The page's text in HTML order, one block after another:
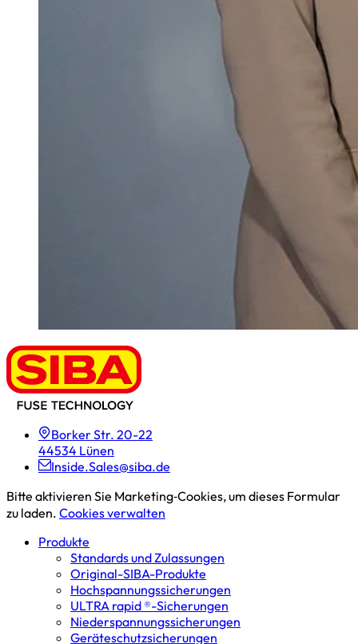
Borker Str. 20-22
44534 Lünen
Inside.Sales@siba.de
Bitte aktivieren Sie Marketing‑Cookies, um dieses Formular
zu laden. Cookies verwalten
Produkte
Standards und Zulassungen
Original-SIBA-Produkte
Hochspannungs­sicherungen
ULTRA rapid ®-Sicherungen
Niederspannungs­sicherungen
Geräteschutz­sicherungen